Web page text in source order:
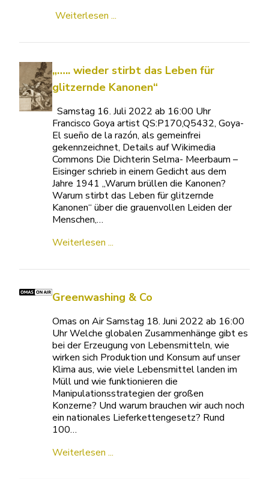
Weiterlesen ...
„….. wieder stirbt das Leben für
glitzernde Kanonen“
Samstag 16. Juli 2022 ab 16:00 Uhr
Francisco Goya artist QS:P170,Q5432, Goya-
El sueño de la razón, als gemeinfrei
gekennzeichnet, Details auf Wikimedia
Commons Die Dichterin Selma- Meerbaum –
Eisinger schrieb in einem Gedicht aus dem
Jahre 1941 „Warum brüllen die Kanonen?
Warum stirbt das Leben für glitzernde
Kanonen“ über die grauenvollen Leiden der
Menschen,…
Weiterlesen ...
Greenwashing & Co
Omas on Air Samstag 18. Juni 2022 ab 16:00
Uhr Welche globalen Zusammenhänge gibt es
bei der Erzeugung von Lebensmitteln, wie
wirken sich Produktion und Konsum auf unser
Klima aus, wie viele Lebensmittel landen im
Müll und wie funktionieren die
Manipulationsstrategien der großen
Konzerne? Und warum brauchen wir auch noch
ein nationales Lieferkettengesetz? Rund
100…
Weiterlesen ...